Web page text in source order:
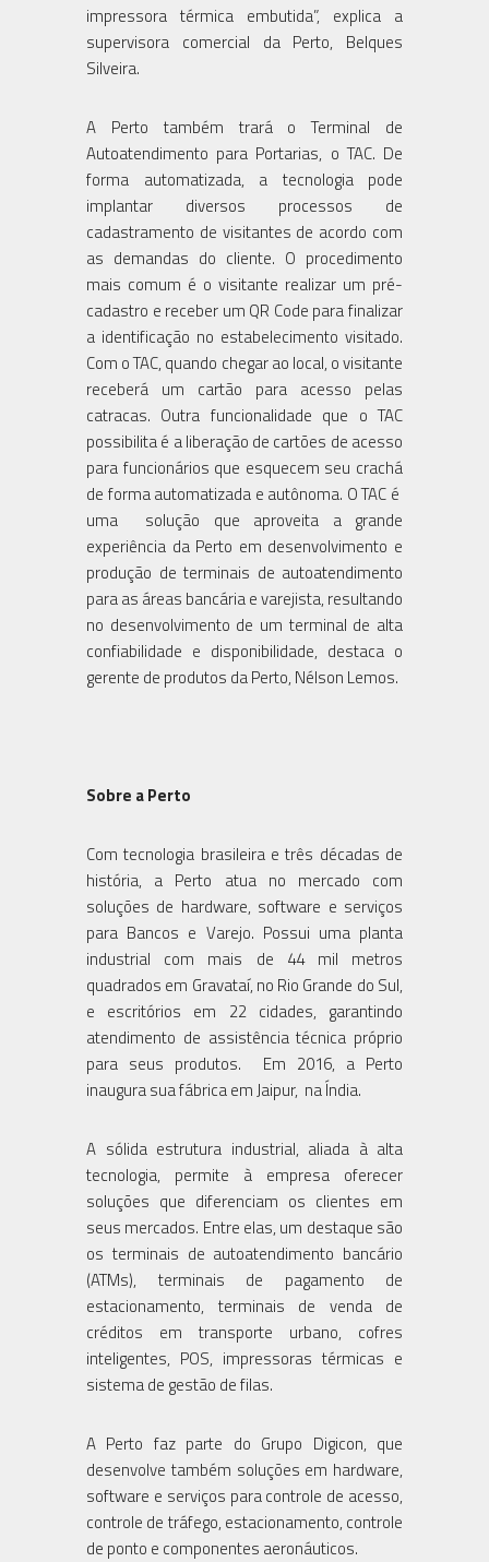
impressora térmica embutida”, explica a
supervisora comercial da Perto, Belques
Silveira.
A Perto também trará o Terminal de
Autoatendimento para Portarias, o TAC. De
forma automatizada, a tecnologia pode
implantar diversos processos de
cadastramento de visitantes de acordo com
as demandas do cliente. O procedimento
mais comum é o visitante realizar um pré-
cadastro e receber um QR Code para finalizar
a identificação no estabelecimento visitado.
Com o TAC, quando chegar ao local, o visitante
receberá um cartão para acesso pelas
catracas. Outra funcionalidade que o TAC
possibilita é a liberação de cartões de acesso
para funcionários que esquecem seu crachá
de forma automatizada e autônoma. O TAC é
uma solução que aproveita a grande
experiência da Perto em desenvolvimento e
produção de terminais de autoatendimento
para as áreas bancária e varejista, resultando
no desenvolvimento de um terminal de alta
confiabilidade e disponibilidade, destaca o
gerente de produtos da Perto, Nélson Lemos.
Sobre a Perto
Com tecnologia brasileira e três décadas de
história, a Perto atua no mercado com
soluções de hardware, software e serviços
para Bancos e Varejo. Possui uma planta
industrial com mais de 44 mil metros
quadrados em Gravataí, no Rio Grande do Sul,
e escritórios em 22 cidades, garantindo
atendimento de assistência técnica próprio
para seus produtos. Em 2016, a Perto
inaugura sua fábrica em Jaipur, na Índia.
A sólida estrutura industrial, aliada à alta
tecnologia, permite à empresa oferecer
soluções que diferenciam os clientes em
seus mercados. Entre elas, um destaque são
os terminais de autoatendimento bancário
(ATMs), terminais de pagamento de
estacionamento, terminais de venda de
créditos em transporte urbano, cofres
inteligentes, POS, impressoras térmicas e
sistema de gestão de filas.
A Perto faz parte do Grupo Digicon, que
desenvolve também soluções em hardware,
software e serviços para controle de acesso,
controle de tráfego, estacionamento, controle
de ponto e componentes aeronáuticos.